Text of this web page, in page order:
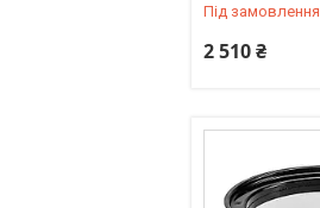
Під замовлення
2 510 ₴